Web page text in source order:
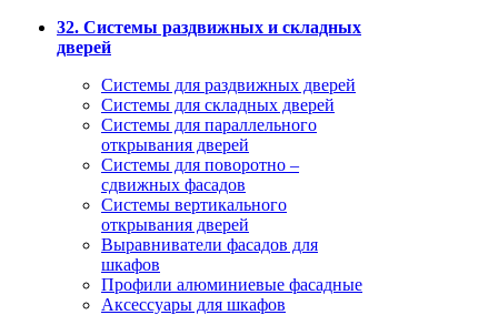
32. Системы раздвижных и складных
дверей
Системы для раздвижных дверей
Системы для складных дверей
Системы для параллельного
открывания дверей
Системы для поворотно –
сдвижных фасадов
Системы вертикального
открывания дверей
Выравниватели фасадов для
шкафов
Профили алюминиевые фасадные
Аксессуары для шкафов